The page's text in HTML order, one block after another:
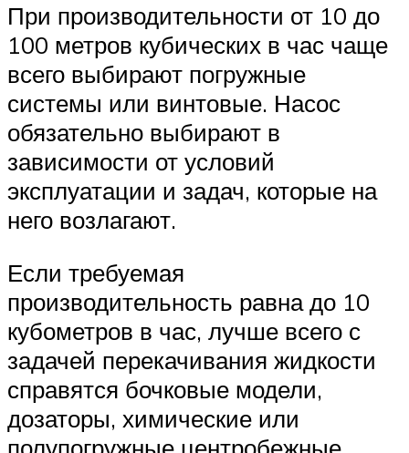
При производительности от 10 до
100 метров кубических в час чаще
всего выбирают погружные
системы или винтовые. Насос
обязательно выбирают в
зависимости от условий
эксплуатации и задач, которые на
него возлагают.
Если требуемая
производительность равна до 10
кубометров в час, лучше всего с
задачей перекачивания жидкости
справятся бочковые модели,
дозаторы, химические или